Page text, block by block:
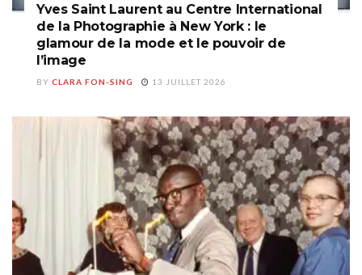
Yves Saint Laurent au Centre International
de la Photographie à New York : le
glamour de la mode et le pouvoir de
l’image
BY CLARA FON-SING 13 JUILLET 2026